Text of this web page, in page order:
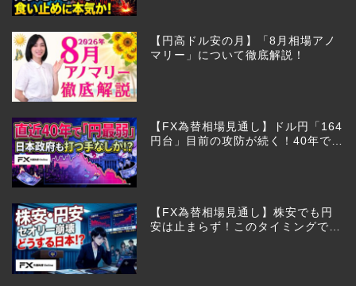
【円高ドル安の月】「8月相場アノ
マリー」について徹底解説！
【FX為替相場見通し】ドル円「164
円台」目前の攻防が続く！40年で円
【FX為替相場見通し】株安でも円
安は止まらず！このタイミングでと